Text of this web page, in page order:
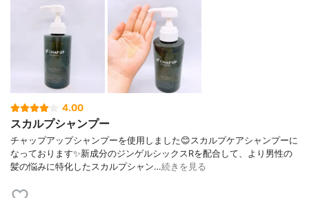
4.00
スカルプシャンプー
チャップアップシャンプーを使用しました😊スカルプケアシャンプーに
なっております✨新成分のジンゲルシックスRを配合して、より男性の
髪の悩みに特化したスカルプシャン…続きを見る